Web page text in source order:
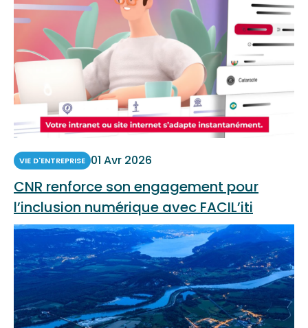
VIE D'ENTREPRISE 01 Avr 2026
CNR renforce son engagement pour
l’inclusion numérique avec FACIL’iti